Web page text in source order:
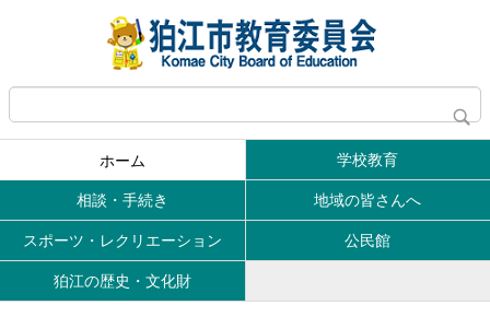
ホーム 学校教育
相談・手続き 地域の皆さんへ
スポーツ・レクリエーション 公民館
狛江の歴史・文化財